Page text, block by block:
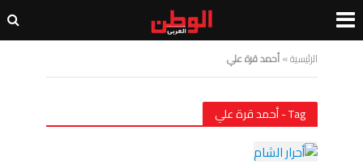
الرئيسية»أحمد قرة علي
Tag - أحمد قرة علي